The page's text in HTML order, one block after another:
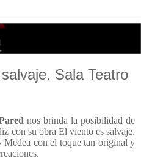
Sala Teatro
nos brinda la posibilidad de
con su obra El viento es salvaje.
con el toque tan original y